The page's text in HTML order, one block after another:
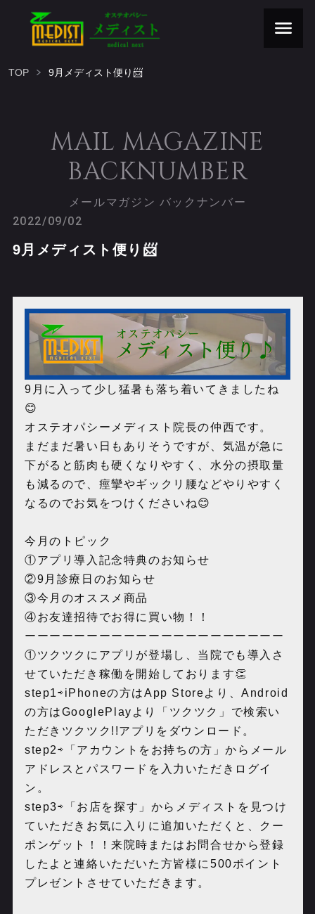
TOP 9月メディスト便り📨
MAIL MAGAZINE
BACKNUMBER
メールマガジン バックナンバー
2022/09/02
9月メディスト便り📨
9月に入って少し猛暑も落ち着いてきましたね
😊
オステオパシーメディスト院長の仲西です。
まだまだ暑い日もありそうですが、気温が急に
下がると筋肉も硬くなりやすく、水分の摂取量
も減るので、痙攣やギックリ腰などやりやすく
なるのでお気をつけくださいね😊
今月のトピック
①アプリ導入記念特典のお知らせ
②9月診療日のお知らせ
③今月のオススメ商品
④お友達招待でお得に買い物！！
ーーーーーーーーーーーーーーーーーーーーー
①ツクツクにアプリが登場し、当院でも導入さ
せていただき稼働を開始しております👏
step1⇨iPhoneの方はApp Storeより、Android
の方はGooglePlayより「ツクツク」で検索い
ただきツクツク!!アプリをダウンロード。
step2⇨「アカウントをお持ちの方」からメール
アドレスとパスワードを入力いただきログイ
ン。
step3⇨「お店を探す」からメディストを見つけ
ていただきお気に入りに追加いただくと、クー
ポンゲット！！来院時またはお問合せから登録
したよと連絡いただいた方皆様に500ポイント
プレゼントさせていただきます。